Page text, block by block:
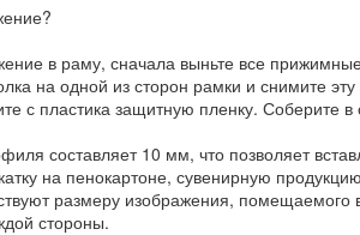
в раму, сначала выньте все
на одной из сторон рамки и снимите
с пластика защитную пленку.
составляет 10 мм, что позволяет
на пенокартоне, сувенирную
размеру изображения, помещаемого
стороны.